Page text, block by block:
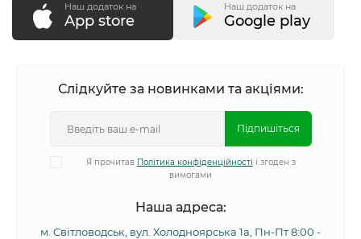
Наш додаток на
App store
Наш додаток на
Google play
Слідкуйте за новинками та акціями:
Підпишіться
Я прочитав Політика конфіденційності і згоден з
вимогами
Наша адреса:
м. Світловодськ, вул. Холодноярська 1а, Пн-Пт 8:00 -